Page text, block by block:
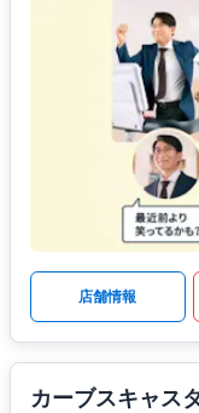
店舗情報
カーブスキャス